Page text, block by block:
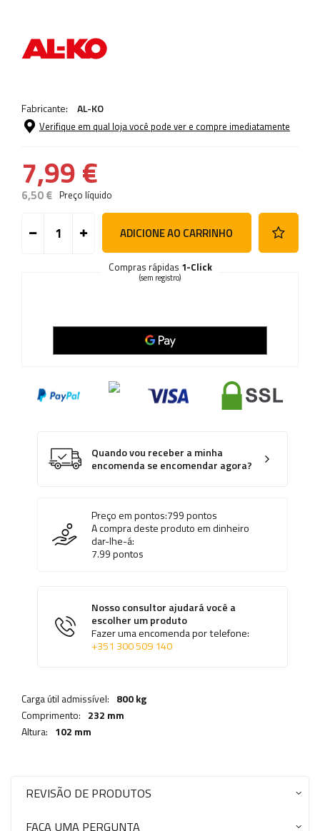
Fabricante: AL-KO
Verifique em qual loja você pode ver e compre imediatamente
7,99 €
6,50 € Preço líquido
ADICIONE AO CARRINHO
Compras rápidas 1-Click
(sem registro)
Quando vou receber a minha
encomenda se encomendar agora?
Preço em pontos:799pontos
A compra deste produto em dinheiro
dar-lhe-á:
7.99pontos
Nosso consultor ajudará você a
escolher um produto
Fazer uma encomenda por telefone:
+351 300 509 140
Carga útil admissível: 800 kg
Comprimento: 232 mm
Altura: 102 mm
REVISÃO DE PRODUTOS
FAÇA UMA PERGUNTA